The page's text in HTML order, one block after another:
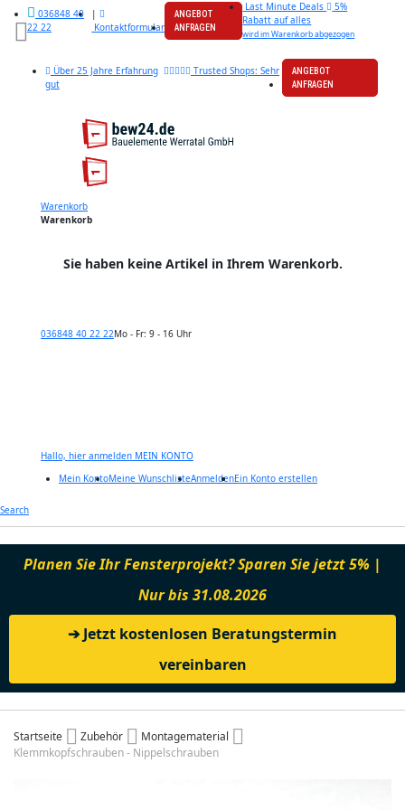
036848 40
22 22
|
Kontaktformular
ANGEBOT
ANFRAGEN
Last Minute Deals
5%
Rabatt auf alles
wird im Warenkorb abgezogen
Über 25 Jahre Erfahrung
Trusted Shops: Sehr
gut
ANGEBOT
ANFRAGEN
Warenkorb
Warenkorb
Sie haben keine Artikel in Ihrem Warenkorb.
036848 40 22 22Mo - Fr: 9 - 16 Uhr
Hallo, hier anmelden MEIN KONTO
Mein KontoMeine WunschlisteAnmeldenEin Konto erstellen
Search
Planen Sie Ihr Fensterprojekt? Sparen Sie jetzt 5% |
Nur bis 31.08.2026
➔ Jetzt kostenlosen Beratungstermin
vereinbaren
Startseite Zubehör
Montagematerial
Klemmkopfschrauben - Nippelschrauben